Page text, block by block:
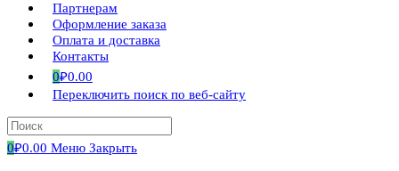
Партнерам
Оформление заказа
Оплата и доставка
Контакты
0₽0.00
Переключить поиск по веб-сайту
0₽0.00 Меню Закрыть